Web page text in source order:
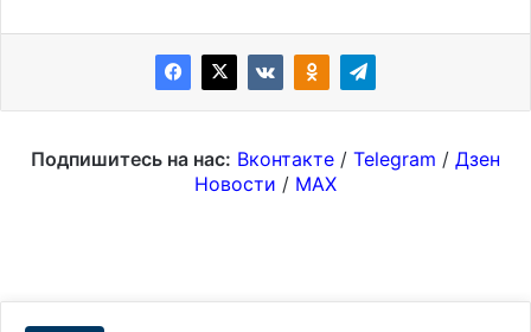
Подпишитесь на нас: Вконтакте / Telegram / Дзен
Новости / MAX